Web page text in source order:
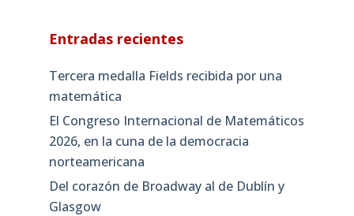
Entradas recientes
Tercera medalla Fields recibida por una
matemática
El Congreso Internacional de Matemáticos
2026, en la cuna de la democracia
norteamericana
Del corazón de Broadway al de Dublín y
Glasgow